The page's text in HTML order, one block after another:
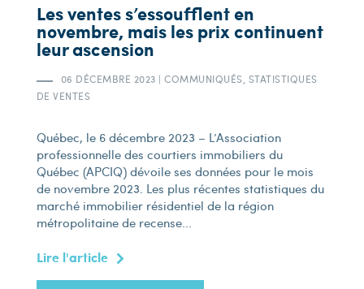
Les ventes s’essoufflent en
novembre, mais les prix continuent
leur ascension
06 DÉCEMBRE 2023 | COMMUNIQUÉS, STATISTIQUES
DE VENTES
Québec, le 6 décembre 2023 – L’Association
professionnelle des courtiers immobiliers du
Québec (APCIQ) dévoile ses données pour le mois
de novembre 2023. Les plus récentes statistiques du
marché immobilier résidentiel de la région
métropolitaine de recense...
Lire l'article